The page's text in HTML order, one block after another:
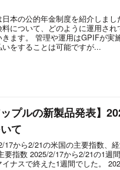
日本の公的年金制度を紹介しま
料について、どのように運用さ
きます。 管理や運用はGPIFが実
いをすることは可能ですが...
プルの新製品発表】
て
17から2/21の米国の主要指数、
要指数 2025/2/17から2/21の1週
イナスで終えた1週間でした。